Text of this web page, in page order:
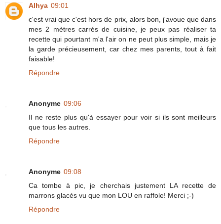
Alhya 09:01
c'est vrai que c'est hors de prix, alors bon, j'avoue que dans
mes 2 mètres carrés de cuisine, je peux pas réaliser ta
recette qui pourtant m'a l'air on ne peut plus simple, mais je
la garde précieusement, car chez mes parents, tout à fait
faisable!
Répondre
Anonyme 09:06
Il ne reste plus qu'à essayer pour voir si ils sont meilleurs
que tous les autres.
Répondre
Anonyme 09:08
Ca tombe à pic, je cherchais justement LA recette de
marrons glacés vu que mon LOU en raffole! Merci ;-)
Répondre